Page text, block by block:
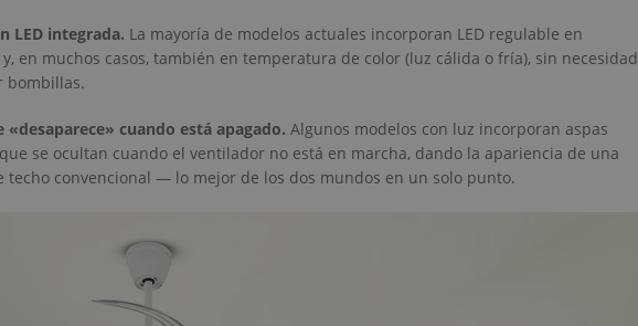
LED integrada. La mayoría de modelos actuales incorporan LED regulable en
en muchos casos, también en temperatura de color (luz cálida o fría), sin necesidad
bombillas.
«desaparece» cuando está apagado. Algunos modelos con luz incorporan aspas
se ocultan cuando el ventilador no está en marcha, dando la apariencia de una
techo convencional — lo mejor de los dos mundos en un solo punto.